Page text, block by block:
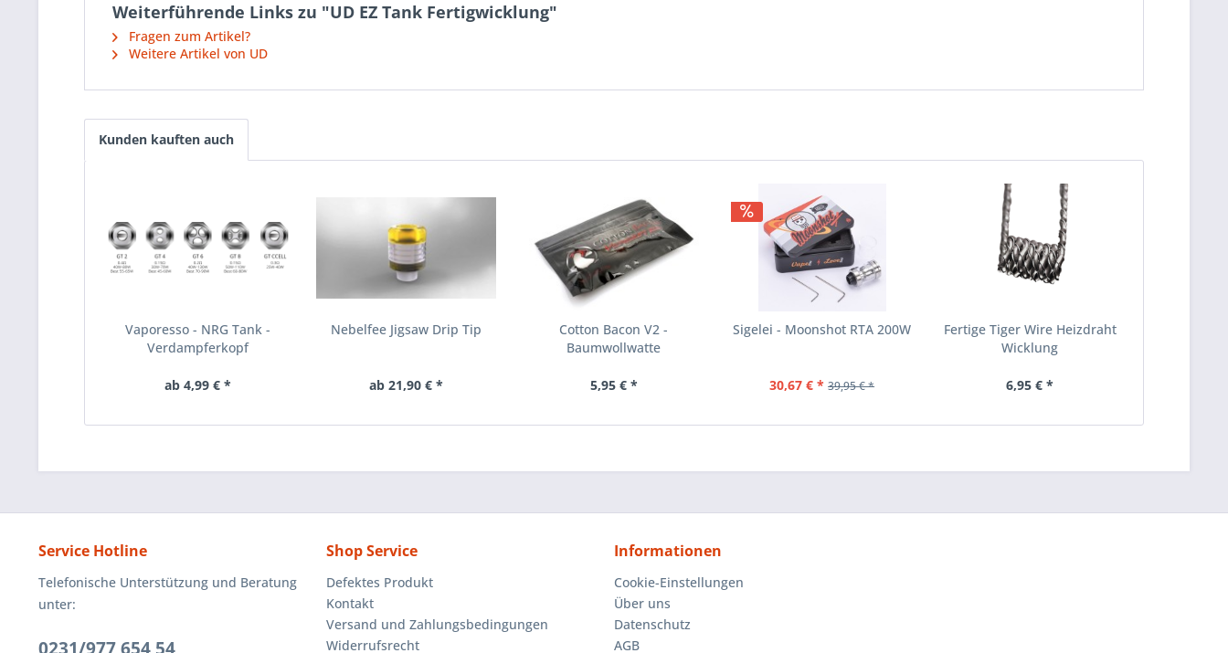
Weiterführende Links zu "UD EZ Tank Fertigwicklung"
Fragen zum Artikel?
Weitere Artikel von UD
Kunden kauften auch
Vaporesso - NRG Tank -
Verdampferkopf
ab 4,99 € *
Nebelfee Jigsaw Drip Tip
ab 21,90 € *
Cotton Bacon V2 -
Baumwollwatte
5,95 € *
Sigelei - Moonshot RTA 200W
30,67 € * 39,95 € *
Fertige Tiger Wire Heizdraht
Wicklung
6,95 € *
Service Hotline
Telefonische Unterstützung und Beratung
unter:
Shop Service
Defektes Produkt
Kontakt
Versand und Zahlungsbedingungen
Widerrufsrecht
Informationen
Cookie-Einstellungen
Über uns
Datenschutz
AGB